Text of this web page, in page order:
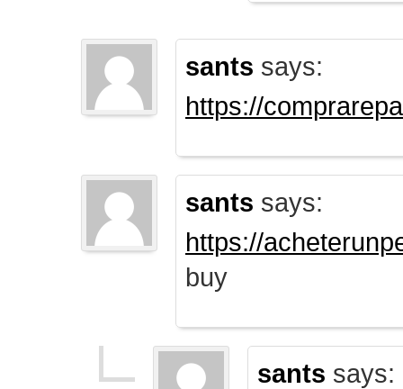
sants says:
https://
sants says:
https://
buy
sants says: